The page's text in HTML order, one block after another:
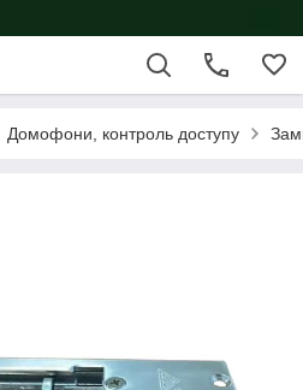
Домофони, контроль доступу